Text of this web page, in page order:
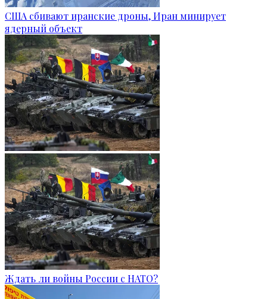
США сбивают иранские дроны, Иран минирует
ядерный объект
Ждать ли войны России с НАТО?